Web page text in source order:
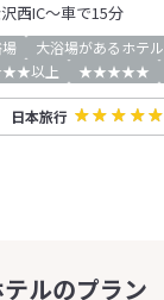
西IC～車で15分
大浴場があるホテル
以上
★★★★★
日本旅行